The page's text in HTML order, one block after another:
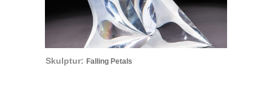
Skulptur: Falling Petals